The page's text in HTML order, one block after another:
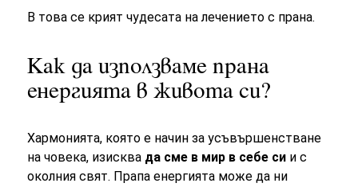
В това се крият чудесата на лечението с прана.
Как да използваме прана
енергията в живота си?
Хармонията, която е начин за усъвършенстване
на човека, изисква да сме в мир в себе си и с
околния свят. Прапа енергията може да ни